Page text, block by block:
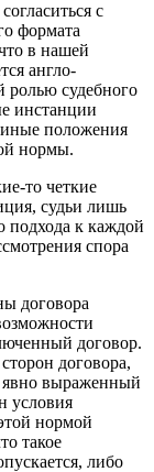
с
формата
в нашей
англо-
ролью судебного
инстанции
иные положения
нормы.
то четкие
судьи лишь
подхода к каждой
спора
договора
договор.
договора,
явно выраженный
условия
нормой
такое
либо